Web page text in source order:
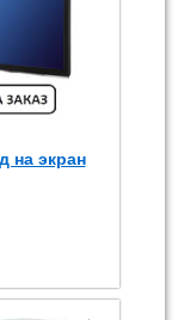
на экран